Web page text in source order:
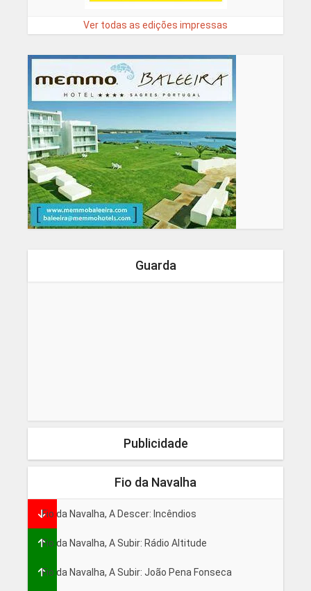
Ver todas as edições impressas
Guarda
Publicidade
Fio da Navalha
Fio da Navalha, A Descer: Incêndios
Fio da Navalha, A Subir: Rádio Altitude
Fio da Navalha, A Subir: João Pena Fonseca